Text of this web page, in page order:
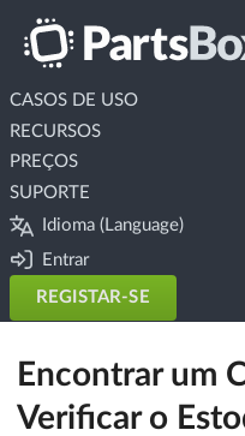
CASOS DE USO
RECURSOS
PREÇOS
SUPORTE
Idioma (Language)
Entrar
REGISTAR-SE
Encontrar um
Verificar o